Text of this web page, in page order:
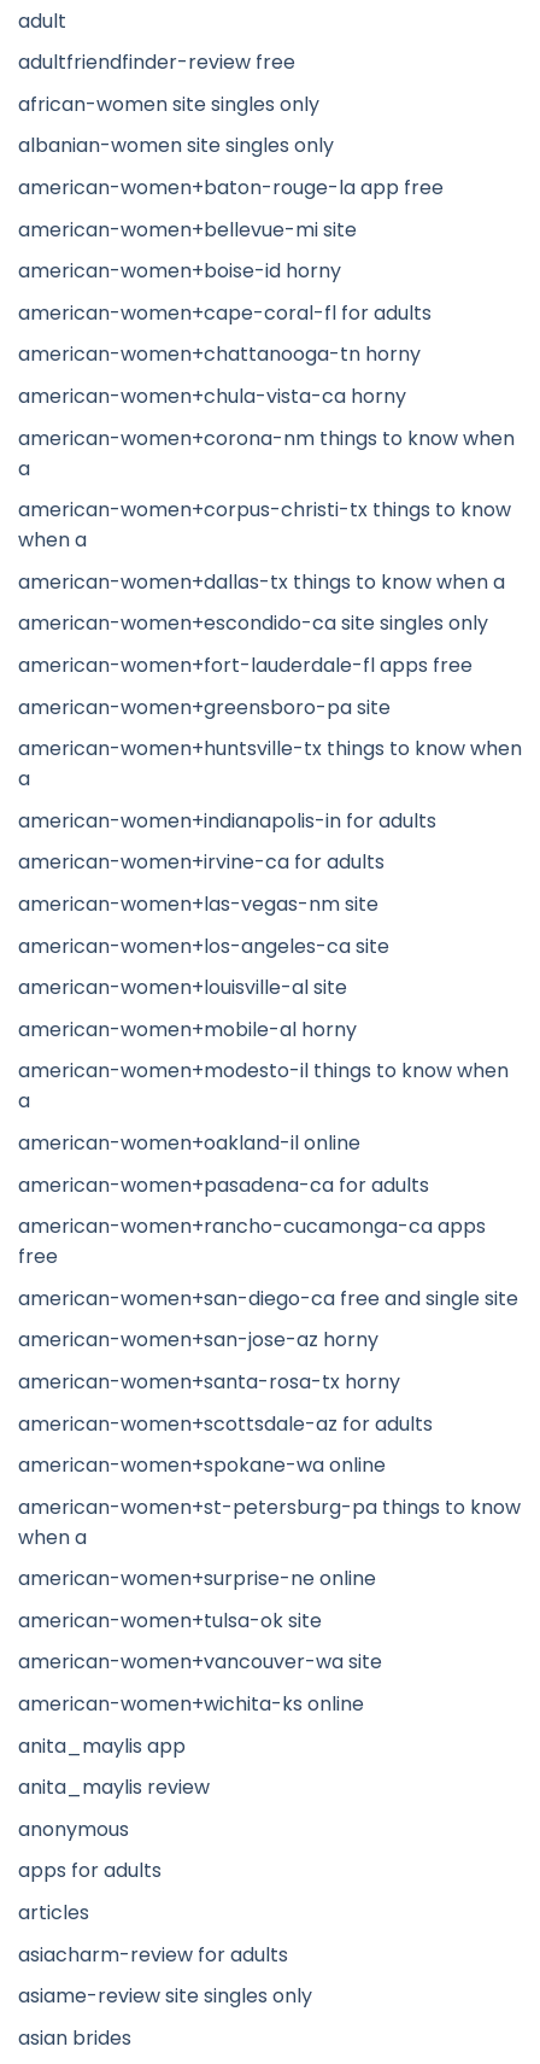
adult
adultfriendfinder-review free
african-women site singles only
albanian-women site singles only
american-women+baton-rouge-la app free
american-women+bellevue-mi site
american-women+boise-id horny
american-women+cape-coral-fl for adults
american-women+chattanooga-tn horny
american-women+chula-vista-ca horny
american-women+corona-nm things to know when
a
american-women+corpus-christi-tx things to know
when a
american-women+dallas-tx things to know when a
american-women+escondido-ca site singles only
american-women+fort-lauderdale-fl apps free
american-women+greensboro-pa site
american-women+huntsville-tx things to know when
a
american-women+indianapolis-in for adults
american-women+irvine-ca for adults
american-women+las-vegas-nm site
american-women+los-angeles-ca site
american-women+louisville-al site
american-women+mobile-al horny
american-women+modesto-il things to know when
a
american-women+oakland-il online
american-women+pasadena-ca for adults
american-women+rancho-cucamonga-ca apps
free
american-women+san-diego-ca free and single site
american-women+san-jose-az horny
american-women+santa-rosa-tx horny
american-women+scottsdale-az for adults
american-women+spokane-wa online
american-women+st-petersburg-pa things to know
when a
american-women+surprise-ne online
american-women+tulsa-ok site
american-women+vancouver-wa site
american-women+wichita-ks online
anita_maylis app
anita_maylis review
anonymous
apps for adults
articles
asiacharm-review for adults
asiame-review site singles only
asian brides